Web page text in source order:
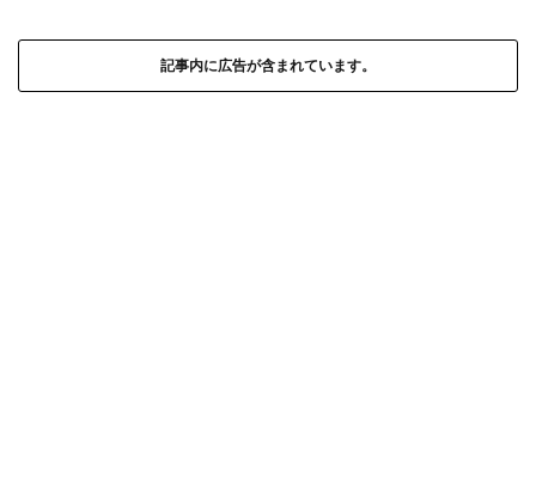
記事内に広告が含まれています。